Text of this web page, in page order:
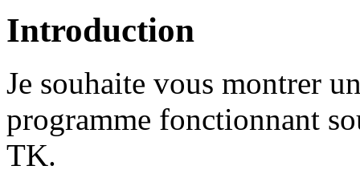
Introduction
Je souhaite vous montrer
programme fonctionnant
TK.